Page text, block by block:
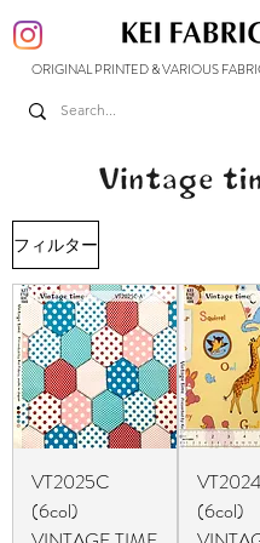
ORIGINAL PRINTED & VARIOUS
フィルター
VT2025C
(6col)
(6col)